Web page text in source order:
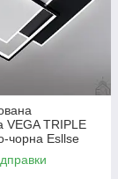
VEGA TRIPLE
чорна Esllse
6500Lm